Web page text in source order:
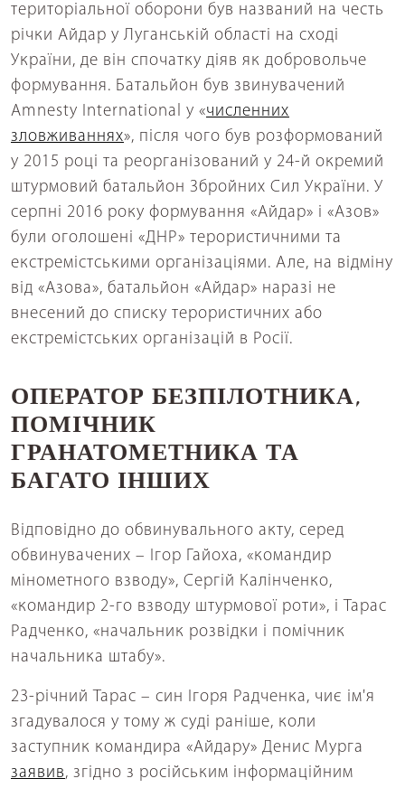
територіальної оборони був названий на честь
річки Айдар у Луганській області на сході
України, де він спочатку діяв як добровольче
формування. Батальйон був звинувачений
Amnesty International у «численних
зловживаннях», після чого був розформований
у 2015 році та реорганізований у 24-й окремий
штурмовий батальйон Збройних Сил України. У
серпні 2016 року формування «Айдар» і «Азов»
були оголошені «ДНР» терористичними та
екстремістськими організаціями. Але, на відміну
від «Азова», батальйон «Айдар» наразі не
внесений до списку терористичних або
екстремістських організацій в Росії.
ОПЕРАТОР БЕЗПІЛОТНИКА,
ПОМІЧНИК
ГРАНАТОМЕТНИКА ТА
БАГАТО ІНШИХ
Відповідно до обвинувального акту, серед
обвинувачених – Ігор Гайоха, «командир
мінометного взводу», Сергій Калінченко,
«командир 2-го взводу штурмової роти», і Тарас
Радченко, «начальник розвідки і помічник
начальника штабу».
23-річний Тарас – син Ігоря Радченка, чиє ім'я
згадувалося у тому ж суді раніше, коли
заступник командира «Айдару» Денис Мурга
заявив, згідно з російським інформаційним